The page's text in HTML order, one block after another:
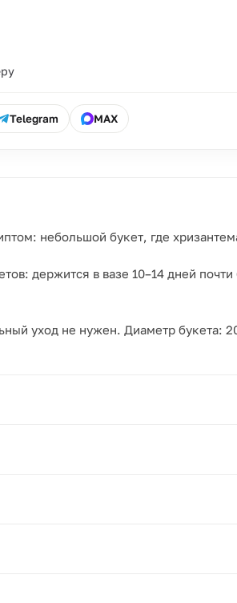
Telegram MAX
небольшой букет, где
держится в вазе 10–14 дней
уход не нужен. Диаметр букета: